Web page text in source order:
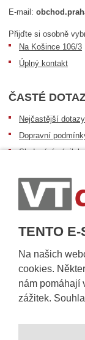
TENTO
Na našich
cookies.
nám pomáhají
zážitek.
E-mail:
Přijďte si osobně
Na Košince 106/3
Úplný kontakt
ČASTÉ
Nejčastější dotazy
Dopravní
Sledování zásilek
Informace k
Obecné informace